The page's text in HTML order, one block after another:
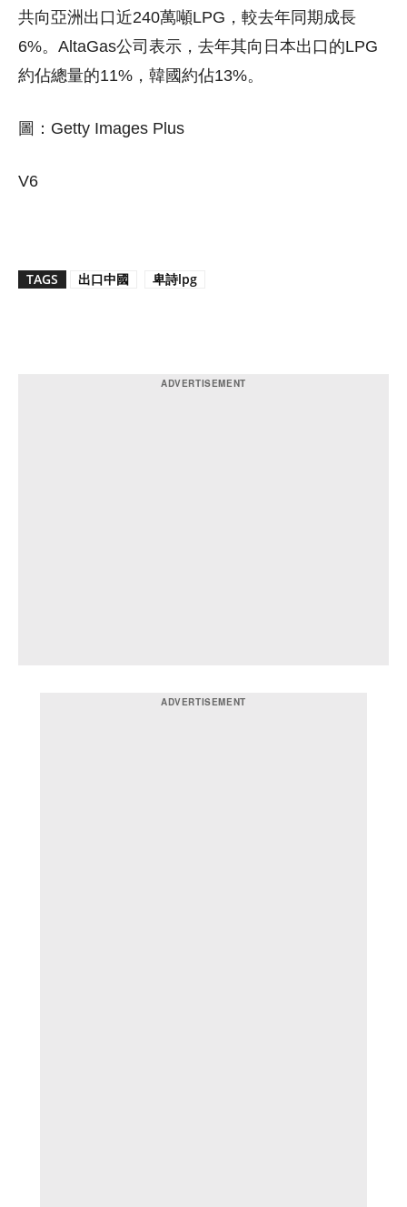
共向亞洲出口近240萬噸LPG，較去年同期成長
6%。AltaGas公司表示，去年其向日本出口的LPG
約佔總量的11%，韓國約佔13%。
圖：Getty Images Plus
V6
TAGS 出口中國 卑詩lpg